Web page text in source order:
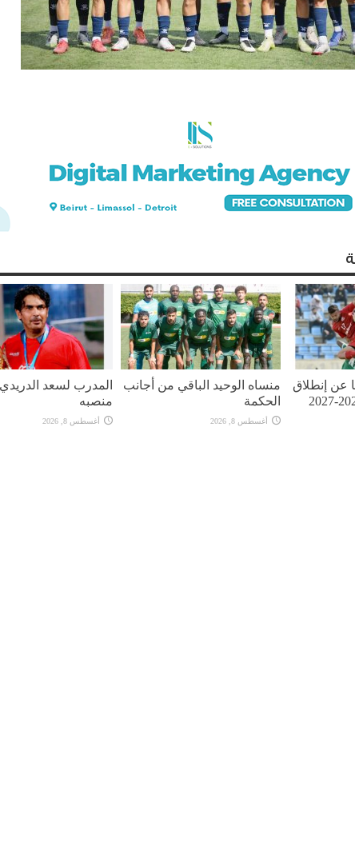
عن إنطلاق
منساه الوحيد الباقي من أجانب
الحكمة
أغسطس 8, 2026
المدرب لسعد
منصبه
أغسطس 8, 2026